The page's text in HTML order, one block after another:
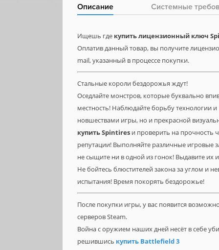
Описание Системные
Ищешь где купить лицензионный ключ
Оплатив данный товар, вы получите
mail, указанный в процессе покупки.
Стальные короли бездорожья ждут!
Оседлайте монстров, которые буквально
местность! Наблюдайте борьбу технологии
новшествами игры, но и прекрасной
купитьSpintires и проверить на прочность
репутации! Выполняйте различные игровые
не сыщите ни в одной из гонок! Выдавите их
Не бойтесь блюстителей закона за углом и
испытания! Время покорять бездорожье!
После покупки игры, у вас появится
серверов Steam.
Война с оружием наших дней несёт в себе
решившись купить Battlefield 3